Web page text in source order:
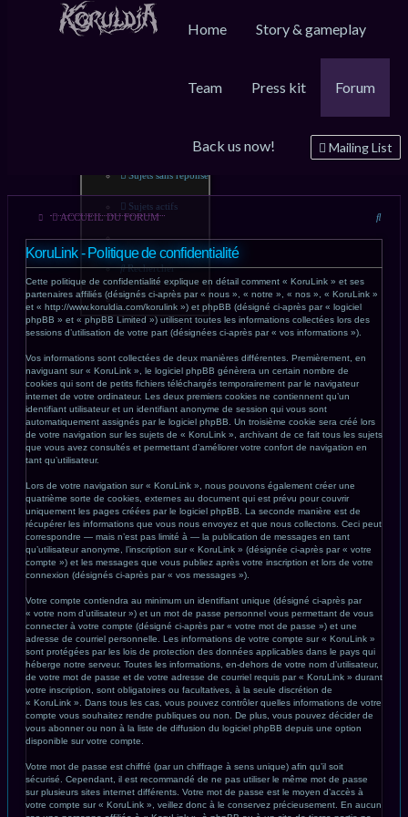
Home Story & gameplay
Team Press kit Forum
Mailing List
Back us now!
Messages non lus
Sujets sans réponse
Sujets actifs
Rechercher
Connexion
Inscription
FAQ
ACCUEIL DU FORUM
KoruLink - Politique de confidentialité
Cette politique de confidentialité explique en détail comment « KoruLink » et ses
partenaires affiliés (désignés ci-après par « nous », « notre », « nos », « KoruLink »
et « http://www.koruldia.com/korulink ») et phpBB (désigné ci-après par « logiciel
phpBB » et « phpBB Limited ») utilisent toutes les informations collectées lors des
sessions d’utilisation de votre part (désignées ci-après par « vos informations »).
Vos informations sont collectées de deux manières différentes. Premièrement, en
naviguant sur « KoruLink », le logiciel phpBB génèrera un certain nombre de
cookies qui sont de petits fichiers téléchargés temporairement par le navigateur
internet de votre ordinateur. Les deux premiers cookies ne contiennent qu’un
identifiant utilisateur et un identifiant anonyme de session qui vous sont
automatiquement assignés par le logiciel phpBB. Un troisième cookie sera créé lors
de votre navigation sur les sujets de « KoruLink », archivant de ce fait tous les sujets
que vous avez consultés et permettant d’améliorer votre confort de navigation en
tant qu’utilisateur.
Lors de votre navigation sur « KoruLink », nous pouvons également créer une
quatrième sorte de cookies, externes au document qui est prévu pour couvrir
uniquement les pages créées par le logiciel phpBB. La seconde manière est de
récupérer les informations que vous nous envoyez et que nous collectons. Ceci peut
correspondre — mais n’est pas limité à — la publication de messages en tant
qu’utilisateur anonyme, l’inscription sur « KoruLink » (désignée ci-après par « votre
compte ») et les messages que vous publiez après votre inscription et lors de votre
connexion (désignés ci-après par « vos messages »).
Votre compte contiendra au minimum un identifiant unique (désigné ci-après par
« votre nom d’utilisateur ») et un mot de passe personnel vous permettant de vous
connecter à votre compte (désigné ci-après par « votre mot de passe ») et une
adresse de courriel personnelle. Les informations de votre compte sur « KoruLink »
sont protégées par les lois de protection des données applicables dans le pays qui
héberge notre serveur. Toutes les informations, en-dehors de votre nom d’utilisateur,
de votre mot de passe et de votre adresse de courriel requis par « KoruLink » durant
votre inscription, sont obligatoires ou facultatives, à la seule discrétion de
« KoruLink ». Dans tous les cas, vous pouvez contrôler quelles informations de votre
compte vous souhaitez rendre publiques ou non. De plus, vous pouvez décider de
vous abonner ou non à la liste de diffusion du logiciel phpBB depuis une option
disponible sur votre compte.
Votre mot de passe est chiffré (par un chiffrage à sens unique) afin qu’il soit
sécurisé. Cependant, il est recommandé de ne pas utiliser le même mot de passe
sur plusieurs sites internet différents. Votre mot de passe est le moyen d’accès à
votre compte sur « KoruLink », veillez donc à le conservez précieusement. En aucun